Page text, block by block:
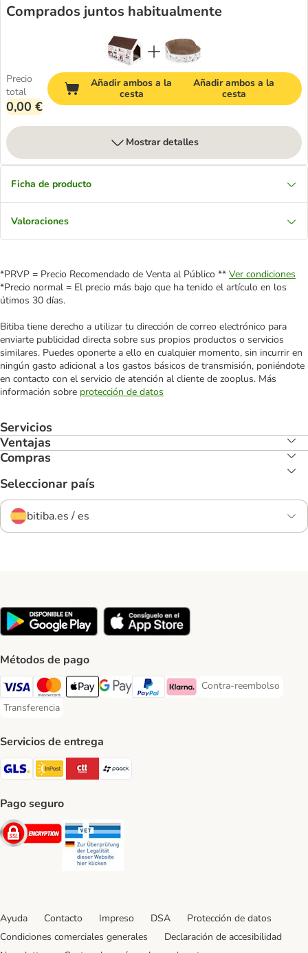
Comprados juntos habitualmente
Precio
total
0,00 €
Añadir ambos a la
cesta
Añadir ambos a la
cesta
Mostrar detalles
Ficha de producto
Valoraciones
*PRVP = Precio Recomendado de Venta al Público ** Ver condiciones
*Precio normal = El precio más bajo que ha tenido el artículo en los
útimos 30 días.
Bitiba tiene derecho a utilizar tu dirección de correo electrónico para
enviarte publicidad directa sobre sus propios productos o servicios
similares. Puedes oponerte a ello en cualquier momento, sin incurrir en
ningún gasto adicional a los gastos básicos de transmisión, poniéndote
en contacto con el servicio de atención al cliente de zooplus. Más
información sobre protección de datos
Servicios
Ventajas
Compras
Seleccionar país
bitiba.es / es
Métodos de pago
Visa Payment Method
Mastercard Payment Method
Apple Pay Payment Method
Google Pay Payment Method
PayPal Payment Method
Klarna Payment Method
Contra-reembolso
Contra-reembolso
Transferencia
Transferencia Payment Method
Servicios de entrega
GLS Shipping Method
InPost Shipping Method
CTTExpress Shipping Method
paack Shipping Method
Pago seguro
Security
Ayuda Contacto Impreso DSA
Protección de datos
Condiciones comerciales generales
Declaración de accesibilidad